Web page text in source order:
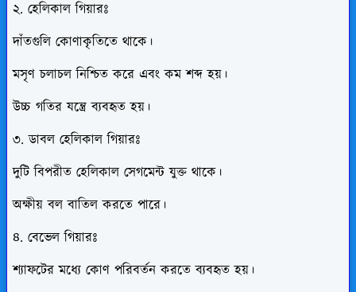
২. হেলিকাল গিয়ারঃ
দাঁতগুলি কোণাকৃতিতে থাকে।
মসৃণ চলাচল নিশ্চিত করে এবং কম শব্দ হয়।
উচ্চ গতির যন্ত্রে ব্যবহৃত হয়।
৩. ডাবল হেলিকাল গিয়ারঃ
দুটি বিপরীত হেলিকাল সেগমেন্ট যুক্ত থাকে।
অক্ষীয় বল বাতিল করতে পারে।
৪. বেভেল গিয়ারঃ
শ্যাফটের মধ্যে কোণ পরিবর্তন করতে ব্যবহৃত হয়।